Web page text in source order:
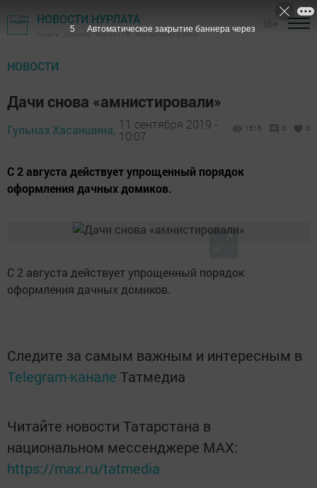
НОВОСТИ НУРЛАТА
Газета "Дружба", Нурлат ТВ - Нурлатский район
НОВОСТИ
Дачи снова «амнистировали»
Гульназ Хасаншина, 11 сентября 2019 -
10:07
1516 0 0
С 2 августа действует упрощенный порядок
оформления дачных домиков.
С 2 августа действует упрощенный порядок
оформления дачных домиков.
Следите за самым важным и интересным в
Telegram-канале Татмедиа
Читайте новости Татарстана в
национальном мессенджере MАХ:
https://max.ru/tatmedia
5 Автоматическое закрытие баннера через